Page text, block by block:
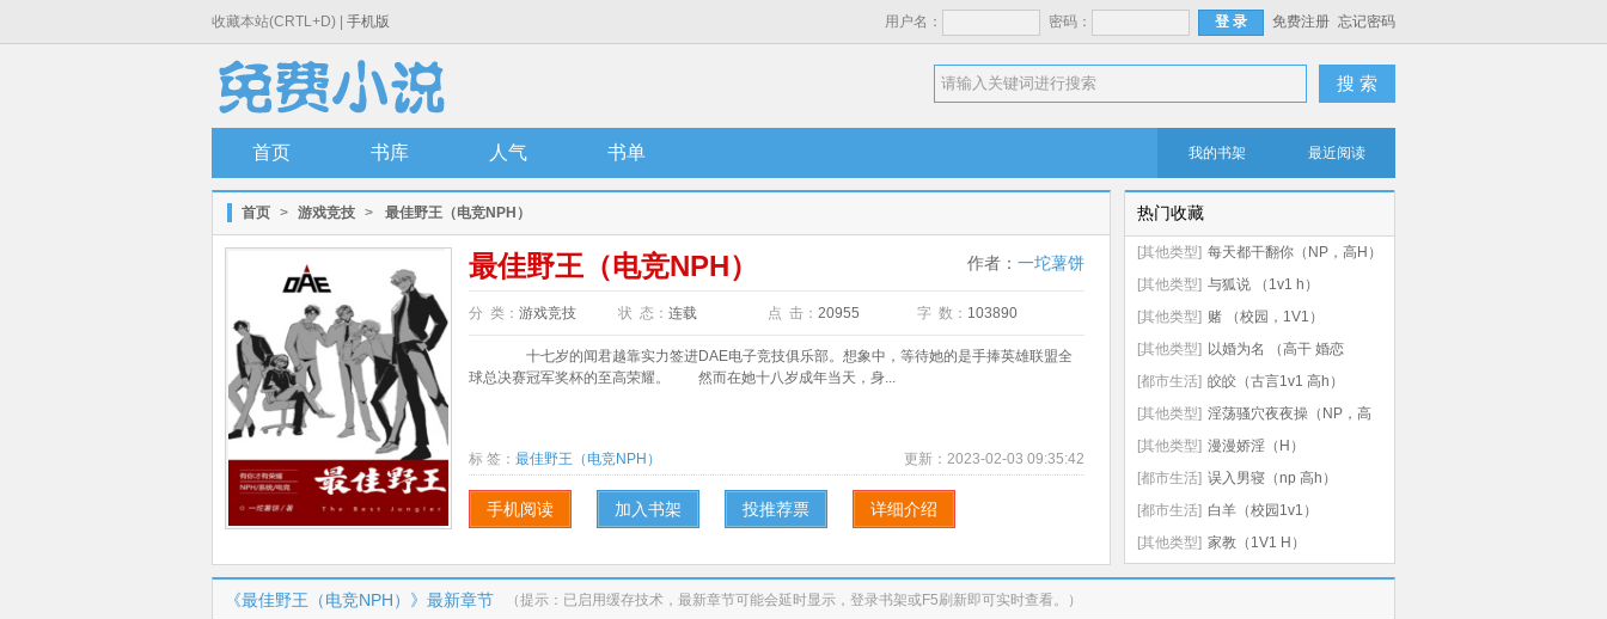
收藏本站(CRTL+D) | 手机版 用户名： 密码： 免费注册 忘记密码
搜 索
首页 书库 人气 书单 我的书架 最近阅读
首页 > 游戏竞技 > 最佳野王（电竞NPH）
最佳野王（电竞NPH） 作者： 一坨薯饼
分 类： 游戏竞技 状 态： 连载 点 击： 20955 字 数： 103890
十七岁的闻君越靠实力签进DAE电子竞技俱乐部。想象中，等待她的是手捧英雄联盟全
球总决赛冠军奖杯的至高荣耀。 然而在她十八岁成年当天，身...
标 签： 最佳野王（电竞NPH） 更新： 2023-02-03 09:35:42
手机阅读 加入书架 投推荐票 详细介绍
热门收藏
[其他类型] 每天都干翻你（NP，高H）
[其他类型] 与狐说 （1v1 h）
[其他类型] 赌 （校园，1V1）
[其他类型] 以婚为名 （高干 婚恋
1v1）
[都市生活] 皎皎（古言1v1 高h）
[其他类型] 淫荡骚穴夜夜操（NP，高
H）
[其他类型] 漫漫娇淫（H）
[都市生活] 误入男寝（np 高h）
[都市生活] 白羊（校园1v1）
[其他类型] 家教（1V1 H）
《最佳野王（电竞NPH）》最新章节 （提示：已启用缓存技术，最新章节可能会延时显示，登录书架或F5刷新即可实时查看。）